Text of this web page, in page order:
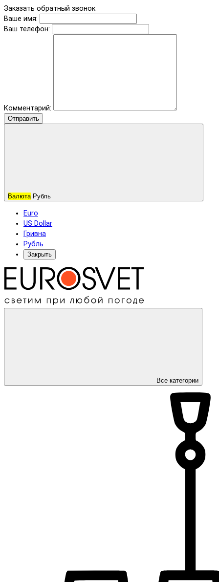
Заказать обратный звонок
Ваше имя:
Ваш телефон:
Комментарий:
Отправить
Валюта Рубль
Euro
US Dollar
Гривна
Рубль
Закрыть
Все категории